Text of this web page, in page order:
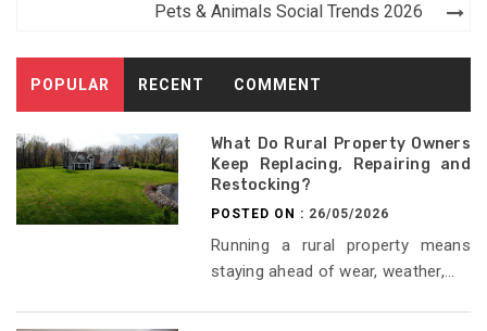
Pets & Animals Social Trends 2026
POPULAR RECENT COMMENT
What Do Rural Property Owners
Keep Replacing, Repairing and
Restocking?
POSTED ON : 26/05/2026
Running a rural property means
staying ahead of wear, weather,...